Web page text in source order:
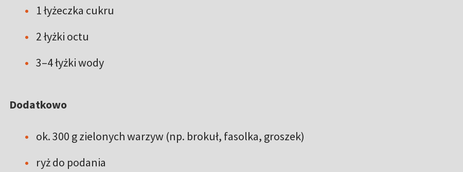
1 łyżeczka cukru
2 łyżki octu
3–4 łyżki wody
Dodatkowo
ok. 300 g zielonych warzyw (np. brokuł, fasolka, groszek)
ryż do podania